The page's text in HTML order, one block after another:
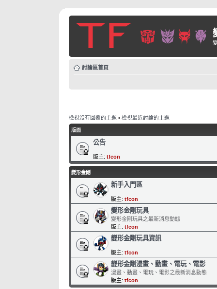
討論區首頁
檢視沒有回覆的主題 • 檢視最近討論的主題
版面
公告
版主: tfcon
變形金剛
新手入門區
版主: tfcon
變形金剛玩具
變形金剛玩具之最新消息動態
版主: tfcon
變形金剛玩具資訊
版主: tfcon
變形金剛漫畫、動畫、電玩、電影
漫畫、動畫、電玩、電影之最新消息動態
版主: tfcon